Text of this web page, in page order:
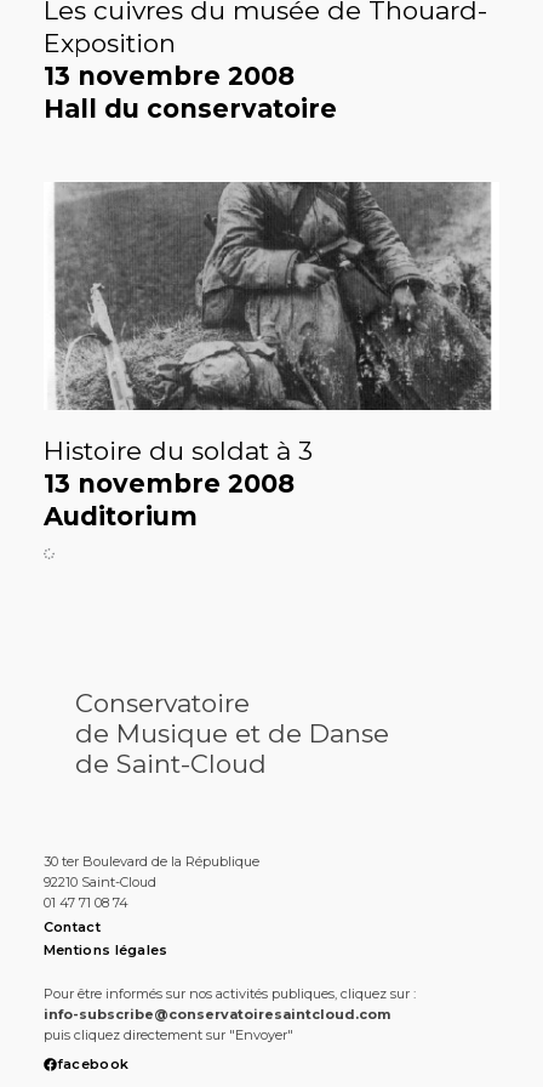
Les cuivres du musée de Thouard-
Exposition
13 novembre 2008
Hall du conservatoire
Histoire du soldat à 3
13 novembre 2008
Auditorium
Conservatoire
de Musique et de Danse
de Saint-Cloud
30 ter Boulevard de la République
92210 Saint-Cloud
01 47 71 08 74
Contact
Mentions légales
Pour être informés sur nos activités publiques, cliquez sur :
info-subscribe@conservatoiresaintcloud.com
puis cliquez directement sur "Envoyer"
facebook